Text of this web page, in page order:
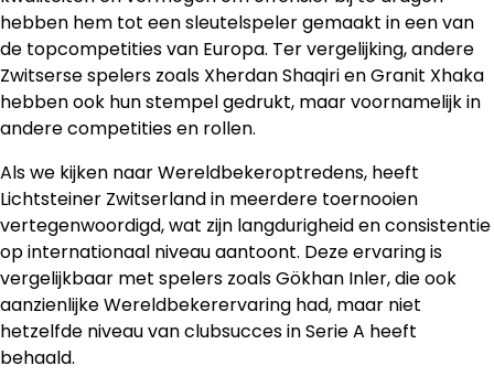
hebben hem tot een sleutelspeler gemaakt in een van
de topcompetities van Europa. Ter vergelijking, andere
Zwitserse spelers zoals Xherdan Shaqiri en Granit Xhaka
hebben ook hun stempel gedrukt, maar voornamelijk in
andere competities en rollen.
Als we kijken naar Wereldbekeroptredens, heeft
Lichtsteiner Zwitserland in meerdere toernooien
vertegenwoordigd, wat zijn langdurigheid en consistentie
op internationaal niveau aantoont. Deze ervaring is
vergelijkbaar met spelers zoals Gökhan Inler, die ook
aanzienlijke Wereldbekerervaring had, maar niet
hetzelfde niveau van clubsucces in Serie A heeft
behaald.